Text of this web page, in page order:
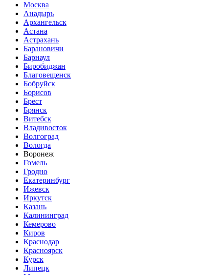
Москва
Анадырь
Архангельск
Астана
Астрахань
Барановичи
Барнаул
Биробиджан
Благовещенск
Бобруйск
Борисов
Брест
Брянск
Витебск
Владивосток
Волгоград
Вологда
Воронеж
Гомель
Гродно
Екатеринбург
Ижевск
Иркутск
Казань
Калининград
Кемерово
Киров
Краснодар
Красноярск
Курск
Липецк